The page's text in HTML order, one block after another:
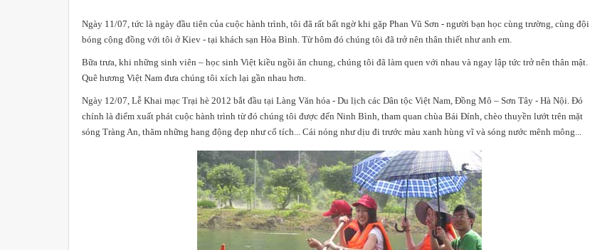
Ngày 11/07, tức là ngày đầu tiên của cuộc hành trình, tôi đã rất bất ngờ khi gặp Phan Vũ Sơn - người bạn học cùng trường, cùng đội
bóng cộng đồng với tôi ở Kiev - tại khách sạn Hòa Bình. Từ hôm đó chúng tôi đã trở nên thân thiết như anh em.
Bữa trưa, khi những sinh viên – học sinh Việt kiều ngồi ăn chung, chúng tôi đã làm quen với nhau và ngay lập tức trở nên thân mật.
Quê hương Việt Nam đưa chúng tôi xích lại gần nhau hơn.
Ngày 12/07, Lễ Khai mạc Trại hè 2012 bắt đầu tại Làng Văn hóa - Du lịch các Dân tộc Việt Nam, Đồng Mô – Sơn Tây - Hà Nội. Đó
chính là điểm xuất phát cuộc hành trình từ đó chúng tôi được đến Ninh Bình, tham quan chùa Bái Đính, chèo thuyền lướt trên mặt
sóng Tràng An, thăm những hang động đẹp như cổ tích... Cái nóng như dịu đi trước màu xanh hùng vĩ và sóng nước mênh mông...